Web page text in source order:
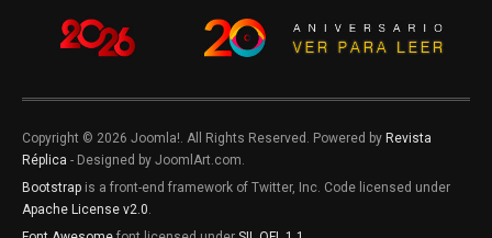
Copyright © 2026 Joomla!. All Rights Reserved. Powered by Revista
Réplica - Designed by JoomlArt.com.
Bootstrap is a front-end framework of Twitter, Inc. Code licensed under
Apache License v2.0.